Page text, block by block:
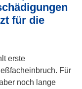
für die
erste
Für
noch lange